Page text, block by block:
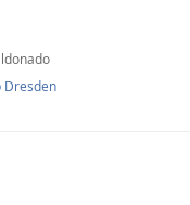
Dresden